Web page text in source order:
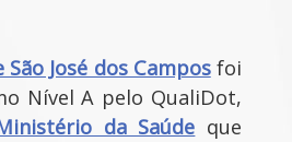
São José dos Camposfoi
Nível A pelo QualiDot,
da Saúde que